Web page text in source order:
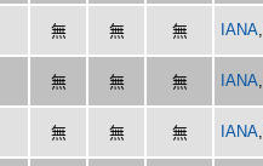
無 無 無 IANA,
無 無 無 IANA
無 無 無 IANA,